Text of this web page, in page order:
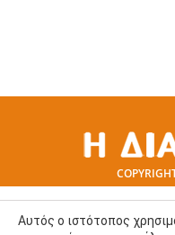
Αυτός ο ιστότοπος